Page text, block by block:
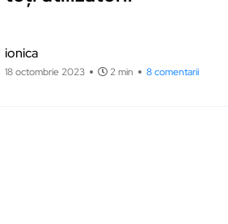
ionica
18 octombrie 2023 2 min 8 comentarii